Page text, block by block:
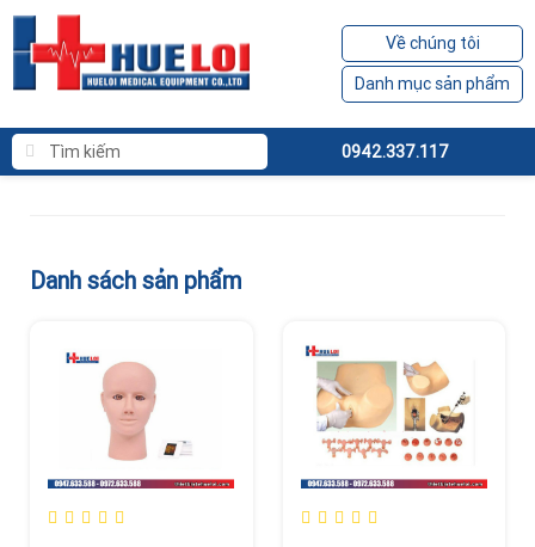
Về chúng tôi
Danh mục sản phẩm
0942.337.117
Danh sách sản phẩm